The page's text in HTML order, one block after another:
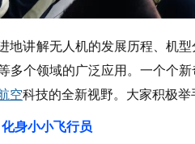
地讲解无人机的发展历程、机
多个领域的广泛应用。一个个
空科技的全新视野。大家积极举
身小小飞行员